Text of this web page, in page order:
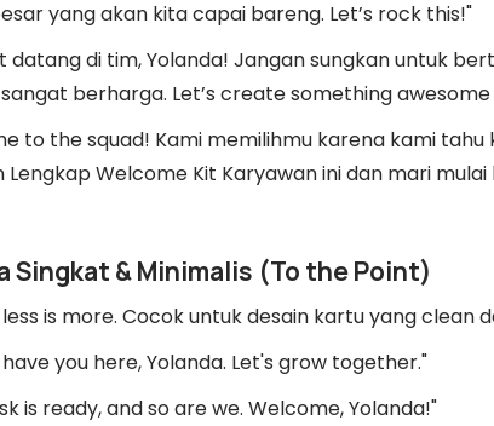
yang akan kita capai bareng. Let’s rock this!"
datang di tim, Yolanda! Jangan sungkan untuk
berharga. Let’s create something
to the squad! Kami memilihmu karena kami tahu
Lengkap Welcome Kit Karyawan ini dan mari
Singkat & Minimalis (To the Point)
less is more. Cocok untuk desain kartu yang clean
you here, Yolanda. Let's grow together."
is ready, and so are we. Welcome, Yolanda!"